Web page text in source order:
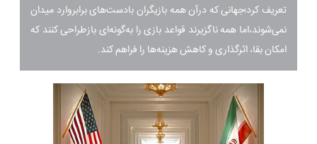
تعریف کرد؛جهانی که درآن همه بازیگران بادست‌های برابروارد میدان
نمی‌شوند،اما همه ناگزیرند قواعد بازی را به‌گونه‌ای بازطراحی کنند که
امکان بقا، اثرگذاری و کاهش هزینه‌ها را فراهم کند.